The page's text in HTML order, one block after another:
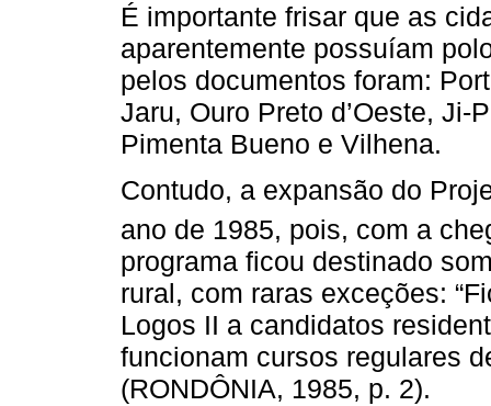
É importante frisar que as
aparentemente possuíam
pelos documentos foram:
Jaru, Ouro Preto d’Oeste,
Pimenta Bueno e Vilhena.
Contudo, a expansão do
ano de 1985, pois, com a
programa ficou destinado
rural, com raras exceções:
Logos II a candidatos
funcionam cursos regulares
(RONDÔNIA, 1985, p. 2).